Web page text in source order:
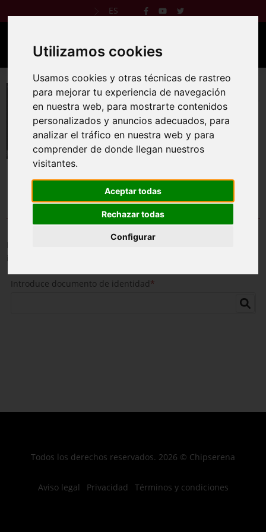
Utilizamos cookies
Usamos cookies y otras técnicas de rastreo
para mejorar tu experiencia de navegación
en nuestra web, para mostrarte contenidos
personalizados y anuncios adecuados, para
analizar el tráfico en nuestra web y para
comprender de donde llegan nuestros
visitantes.
Aceptar todas
Rechazar todas
Configurar
ES
V Nocturna de Zurbarán
14 jul 2023
Reglamento Web oficial
Comprobar inscripción
Introduce tu DNI o documento de identidad tal y como lo
introdujiste en el formulario de inscripción
Introduce documento de identidad*
Todos los derechos reservados. 2026 © Chipserena
Aviso legal Privacidad Términos y condiciones